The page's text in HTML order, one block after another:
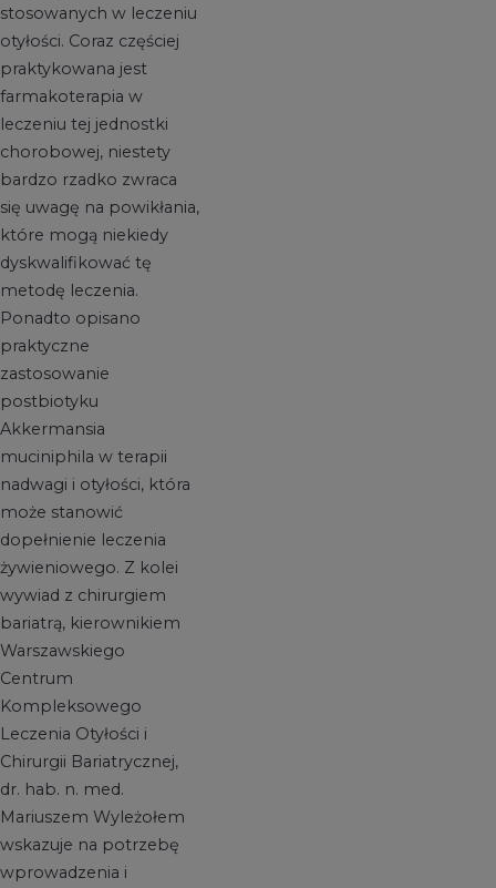
stosowanych w leczeniu
otyłości. Coraz częściej
praktykowana jest
farmakoterapia w
leczeniu tej jednostki
chorobowej, niestety
bardzo rzadko zwraca
się uwagę na powikłania,
które mogą niekiedy
dyskwalifikować tę
metodę leczenia.
Ponadto opisano
praktyczne
zastosowanie
postbiotyku
Akkermansia
muciniphila w terapii
nadwagi i otyłości, która
może stanowić
dopełnienie leczenia
żywieniowego. Z kolei
wywiad z chirurgiem
bariatrą, kierownikiem
Warszawskiego
Centrum
Kompleksowego
Leczenia Otyłości i
Chirurgii Bariatrycznej,
dr. hab. n. med.
Mariuszem Wyleżołem
wskazuje na potrzebę
wprowadzenia i